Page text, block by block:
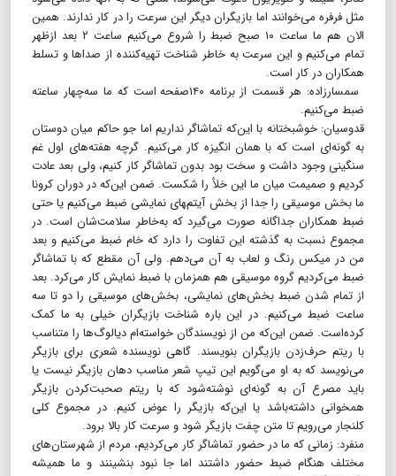
مثل فرفره می‌خوانند اما بازیگران دیگر این سرعت را در کار ندارند. همین
الان هم ما ساعت ۱۰ صبح ضبط را شروع می‌کنیم ساعت ۲ بعد ازظهر
تمام می‌کنیم و این سرعت به خاطر شناخت تهیه‌کننده از صداها و تسلط
همکاران در کار است.
سمسارزاده: هر قسمت از برنامه ۱۴۰صفحه است که ما سه‌چهار ساعته
ضبط می‌کنیم.
قدوسیان: خوشبختانه با این‌که تماشاگر نداریم اما جو حاکم میان دوستان
به گونه‌ای است که با همان انگیزه کار می‌کنیم. گرچه هفته‌های اول غم
سنگینی وجود داشت و سخت بود بدون تماشاگر کار کنیم، ولی بعد عادت
کردیم و صمیمت میان ما این خلأ را شکست. ضمن این‌که در دوران کرونا
ما بخش موسیقی را جدا از بخش آیتم‌‍های نمایشی ضبط می‌کنیم یا حتی
ضبط همکاران جداگانه صورت می‌گیرد که به‌خاطر سلامت‌شان است. در
مجموع نسبت به گذشته این تفاوت را دارد که خام ضبط می‌کنیم و بعد
من در میکس رنگ و لعاب به آن می‌دهم. ولی آن مقطع که با تماشاگر
ضبط می‌کردیم گروه موسیقی هم همزمان با ضبط نمایش کار می‌کرد. بعد
از تمام شدن ضبط بخش‌های نمایشی، بخش‌های موسیقی را دو تا سه
ساعت ضبط می‌کنیم. در این باره شناخت بازیگران خیلی به ما کمک
کرده‌است. ضمن این‌که من از نویسندگان خواسته‌ام دیالوگ‌ها را متناسب
با ریتم حرف‌زدن بازیگران بنویسند. گاهی نویسنده شعری برای بازیگر
می‌نویسد که به او می‌گویم این تیپ شعر مناسب دهان بازیگر نیست یا
باید مصرع آن به گونه‌ای نوشته‌شود که با ریتم صحبت‌کردن بازیگر
همخوانی داشته‌باشد یا این‌که بازیگر را عوض کنیم. در مجموع کلی
کلنجار می‌رویم تا متن چفت بازیگر شود و سرعت کار بالا برود.
منفرد: زمانی که ما در حضور تماشاگر کار می‌کردیم، مردم از شهرستان‌های
مختلف هنگام ضبط حضور داشتند اما جا نبود بنشینند و ما همیشه